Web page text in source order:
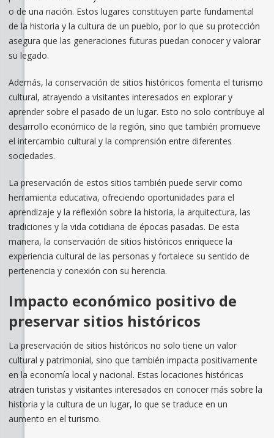
o de una nación. Estos lugares constituyen parte fundamental
de la historia y la cultura de un pueblo, por lo que su protección
asegura que las generaciones futuras puedan conocer y valorar
su legado.
Además, la conservación de sitios históricos fomenta el turismo
cultural, atrayendo a visitantes interesados en explorar y
aprender sobre el pasado de un lugar. Esto no solo contribuye al
desarrollo económico de la región, sino que también promueve
el intercambio cultural y la comprensión entre diferentes
sociedades.
La preservación de estos sitios también puede servir como
herramienta educativa, ofreciendo oportunidades para el
aprendizaje y la reflexión sobre la historia, la arquitectura, las
tradiciones y la vida cotidiana de épocas pasadas. De esta
manera, la conservación de sitios históricos enriquece la
experiencia cultural de las personas y fortalece su sentido de
pertenencia y conexión con su herencia.
Impacto económico positivo de
preservar sitios históricos
La preservación de sitios históricos no solo tiene un valor
cultural y patrimonial, sino que también impacta positivamente
en la economía local y nacional. Estas locaciones históricas
atraen turistas y visitantes interesados en conocer más sobre la
historia y la cultura de un lugar, lo que se traduce en un
aumento en el turismo.